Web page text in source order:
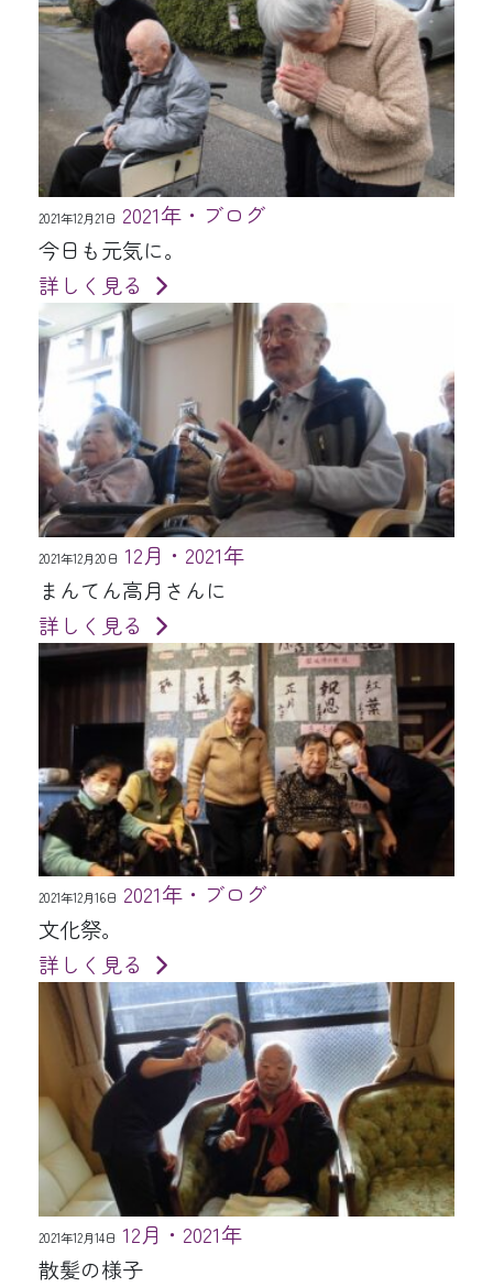
2021年12月21日 2021年・ブログ
今日も元気に。
詳しく見る
2021年12月20日 12月・2021年
まんてん高月さんに
詳しく見る
2021年12月16日 2021年・ブログ
文化祭。
詳しく見る
2021年12月14日 12月・2021年
散髪の様子